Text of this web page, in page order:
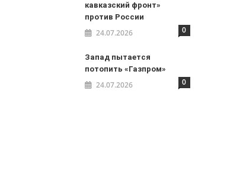
кавказский фронт»
против России
24.07.2026 0
Запад пытается
потопить «Газпром»
24.07.2026 0